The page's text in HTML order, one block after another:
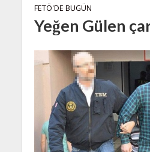
FETÖ'DE BUGÜN
Yeğen Gülen